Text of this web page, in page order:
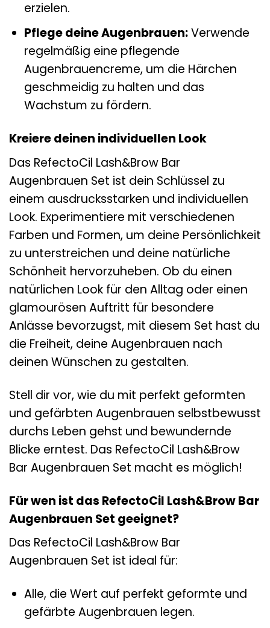
erzielen.
Pflege deine Augenbrauen:Verwende
regelmäßig eine pflegende
Augenbrauencreme, um die Härchen
geschmeidig zu halten und das
Wachstum zu fördern.
Kreiere deinen individuellen Look
Das RefectoCil Lash&Brow Bar
Augenbrauen Set ist dein Schlüssel zu
einem ausdrucksstarken und individuellen
Look. Experimentiere mit verschiedenen
Farben und Formen, um deine Persönlichkeit
zu unterstreichen und deine natürliche
Schönheit hervorzuheben. Ob du einen
natürlichen Look für den Alltag oder einen
glamourösen Auftritt für besondere
Anlässe bevorzugst, mit diesem Set hast du
die Freiheit, deine Augenbrauen nach
deinen Wünschen zu gestalten.
Stell dir vor, wie du mit perfekt geformten
und gefärbten Augenbrauen selbstbewusst
durchs Leben gehst und bewundernde
Blicke erntest. Das RefectoCil Lash&Brow
Bar Augenbrauen Set macht es möglich!
Für wen ist das RefectoCil Lash&Brow Bar
Augenbrauen Set geeignet?
Das RefectoCil Lash&Brow Bar
Augenbrauen Set ist ideal für:
Alle, die Wert auf perfekt geformte und
gefärbte Augenbrauen legen.